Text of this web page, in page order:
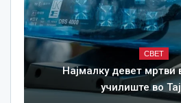
СВЕТ
Најмалку девет мртви
училиште во